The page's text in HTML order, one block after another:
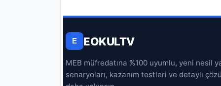
E EOKULTV
MEB müfredatına %100 uyumlu, yeni nesil
senaryoları, kazanım testleri ve detaylı